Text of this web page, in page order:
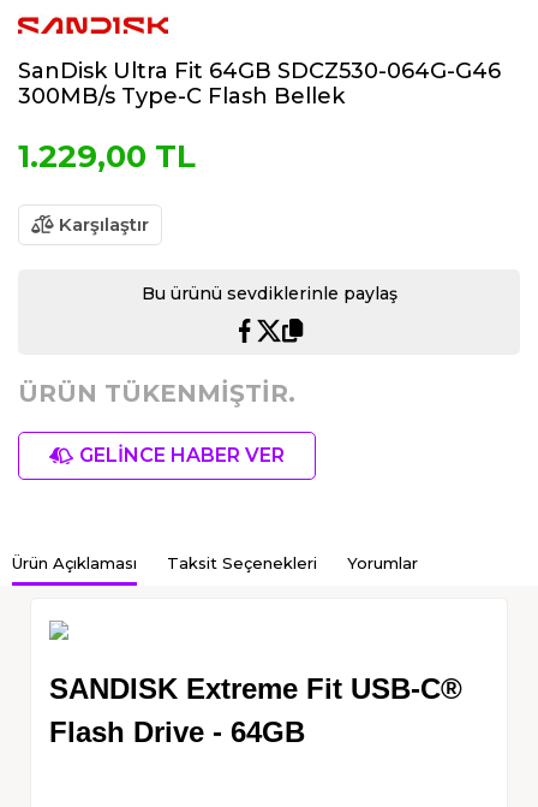
SanDisk Ultra Fit 64GB SDCZ530-064G-G46
300MB/s Type-C Flash Bellek
1.229,00 TL
Karşılaştır
Bu ürünü sevdiklerinle paylaş
ÜRÜN TÜKENMİŞTİR.
GELİNCE HABER VER
Ürün Açıklaması Taksit Seçenekleri Yorumlar
SANDISK Extreme Fit USB-C®
Flash Drive - 64GB